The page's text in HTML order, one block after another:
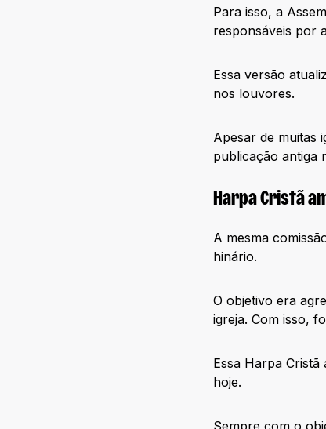
Para isso, a
responsáveis por
Essa versão
nos louvores.
Apesar de muitas
publicação antiga
Harpa Cristã
A mesma
hinário.
O objetivo era
igreja. Com isso,
Essa Harpa
hoje.